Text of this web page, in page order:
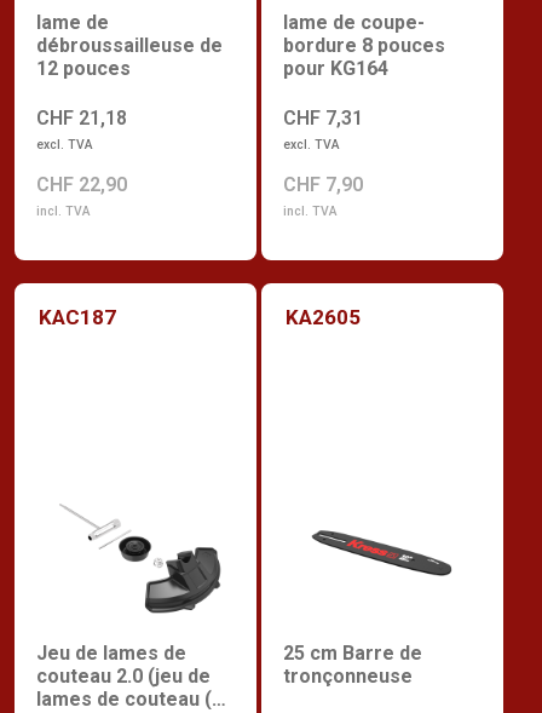
lame de
débroussailleuse de
12 pouces
CHF 21,18
excl. TVA
CHF 22,90
incl. TVA
lame de coupe-
bordure 8 pouces
pour KG164
CHF 7,31
excl. TVA
CHF 7,90
incl. TVA
KAC187
Jeu de lames de
couteau 2.0 (jeu de
lames de couteau (kit
KA2605
25 cm Barre de
tronçonneuse